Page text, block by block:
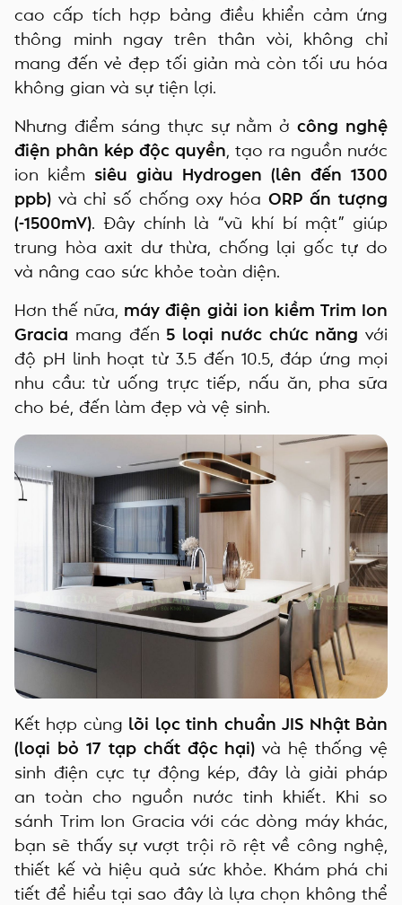
cao cấp tích hợp bảng điều khiển cảm ứng
thông minh ngay trên thân vòi, không chỉ
mang đến vẻ đẹp tối giản mà còn tối ưu hóa
không gian và sự tiện lợi.
Nhưng điểm sáng thực sự nằm ởcông nghệ
điện phân kép độc quyền, tạo ra nguồn nước
ion kiềm siêu giàu Hydrogen (lên đến 1300
ppb) và chỉ số chống oxy hóa ORP ấn tượng
(-1500mV). Đây chính là “vũ khí bí mật” giúp
trung hòa axit dư thừa, chống lại gốc tự do
và nâng cao sức khỏe toàn diện.
Hơn thế nữa, máy điện giải ion kiềm Trim Ion
Gracia mang đến 5 loại nước chức năng với
độ pH linh hoạt từ 3.5 đến 10.5, đáp ứng mọi
nhu cầu: từ uống trực tiếp, nấu ăn, pha sữa
cho bé, đến làm đẹp và vệ sinh.
Kết hợp cùng lõi lọc tinh chuẩn JIS Nhật Bản
(loại bỏ 17 tạp chất độc hại) và hệ thống vệ
sinh điện cực tự động kép, đây là giải pháp
an toàn cho nguồn nước tinh khiết. Khi so
sánh Trim Ion Gracia với các dòng máy khác,
bạn sẽ thấy sự vượt trội rõ rệt về công nghệ,
thiết kế và hiệu quả sức khỏe. Khám phá chi
tiết để hiểu tại sao đây là lựa chọn không thể